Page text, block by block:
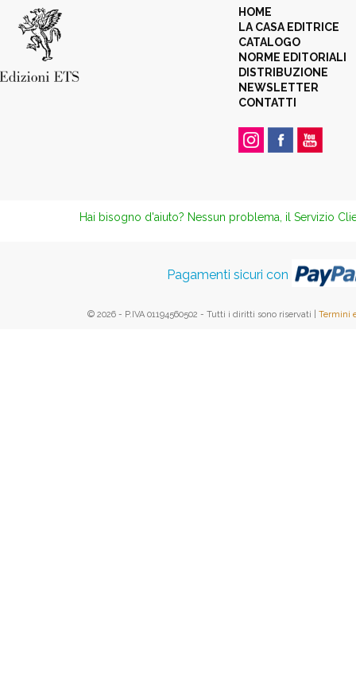
HOME
LA CASA EDITRICE
CATALOGO
NORME EDITORIALI
DISTRIBUZIONE
NEWSLETTER
CONTATTI
Hai bisogno d'aiuto? Nessun problema, il Servizio
Pagamenti sicuri con
© 2026 - P.IVA 01194560502 - Tutti i diritti sono riservati | Termini